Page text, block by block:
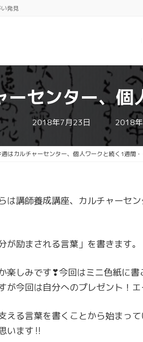
発見
センター、個
2018年7月23日 最
終
日
時
2018
週はカルチャーセンター、個人ワークと続く1週間・
は講師養成講座、カルチャーセ
励まされる言葉」を書きます。
しみです❣今回はミニ色紙に書
が今回は自分へのプレゼント！
える言葉を書くことから始まっ
います‼